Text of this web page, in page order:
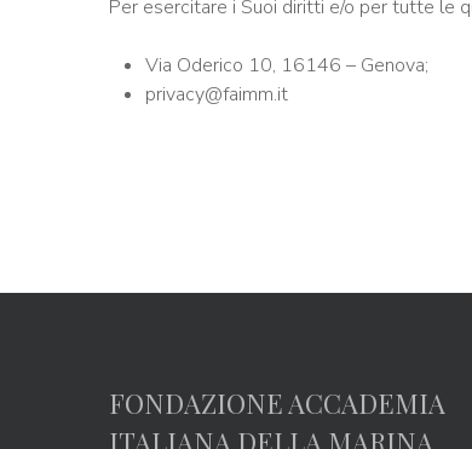
Per esercitare i Suoi diritti e/o per tutte le
Via Oderico 10, 16146 – Genova;
privacy@faimm.it
FONDAZIONE ACCADEMIA
ITALIANA DELLA MARINA